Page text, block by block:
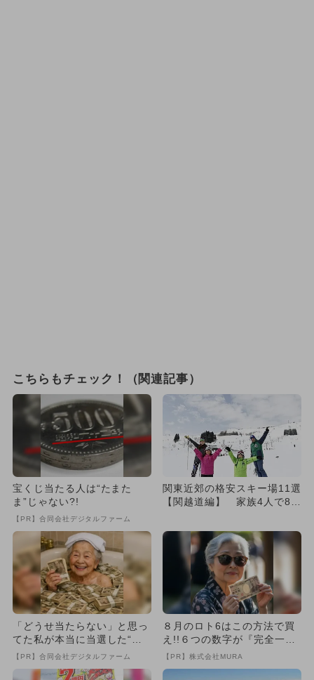
こちらもチェック！（関連記事）
宝くじ当たる人は“たまた
ま”じゃない?!
【PR】合同会社デジタルファーム
関東近郊の格安スキー場11選
【関越道編】 家族4人で80
「どうせ当たらない」と思っ
てた私が本当に当選した“買
い方”がこれ
【PR】合同会社デジタルファーム
８月のロト6はこの方法で買
え!!６つの数字が『完全一
致』する方法
【PR】株式会社MURA